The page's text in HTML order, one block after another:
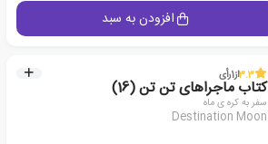
افزودن به سبد
3.3از1رأی
کتاب ماجراهای تن تن (16)
سفر به کره ی ماه
Destination Moon